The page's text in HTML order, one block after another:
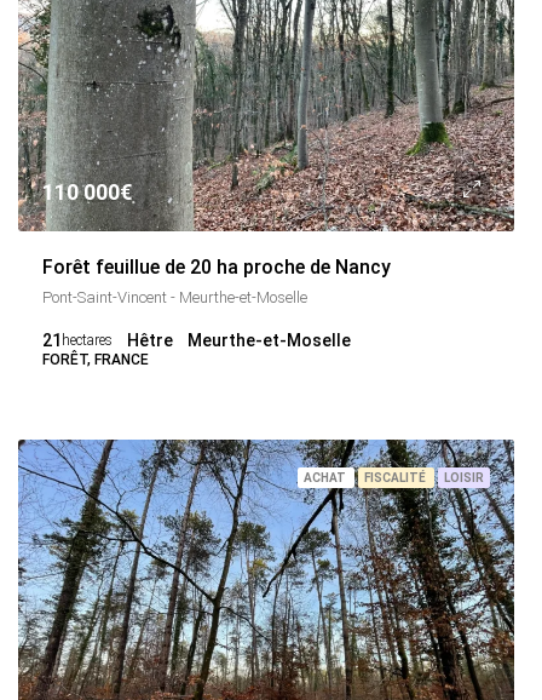
110 000€
Forêt feuillue de 20 ha proche de Nancy
Pont-Saint-Vincent - Meurthe-et-Moselle
21 hectares Hêtre Meurthe-et-Moselle
FORÊT, FRANCE
ACHAT FISCALITÉ LOISIR